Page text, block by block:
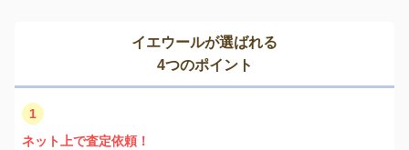
イエウールが選ばれる
4つのポイント
1
ネット上で査定依頼！